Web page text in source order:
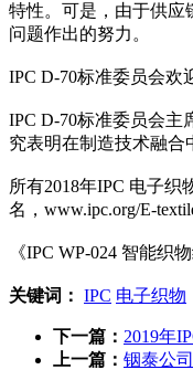
特性。可是，由于供应
问题作出的努力。
IPC D-70标准委员会欢
IPC D-70标准委员会主
究表明在制造技术融合
所有2018年IPC 电子
名，www.ipc.org/E-
《IPC WP-024 智能织
关键词： IPC 电子织物
下一篇： 2019年
上一篇： 铟泰公